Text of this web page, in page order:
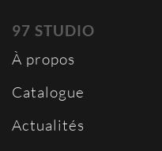
97 STUDIO
À propos
Catalogue
Actualités